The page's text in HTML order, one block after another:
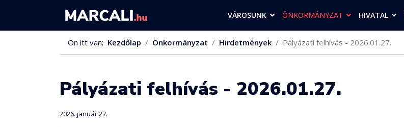
VÁROSUNK ÖNKORMÁNYZAT HIVATAL
Ön itt van: Kezdőlap Önkormányzat Hirdetmények Pályázati felhívás - 2026.01.27.
Pályázati felhívás - 2026.01.27.
2026. január 27.